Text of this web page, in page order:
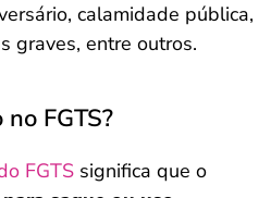
calamidade pública,
graves, entre outros.
FGTS?
FGTS significa que o